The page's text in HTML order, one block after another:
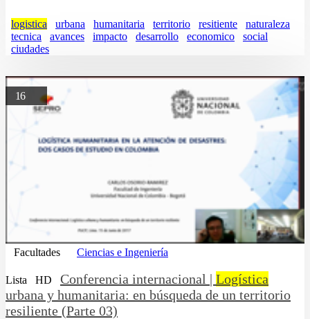
logistica urbana humanitaria territorio resitiente
naturaleza
tecnica
avances impacto desarrollo economico
social
ciudades
16
Facultades Ciencias e Ingeniería
Lista HD Conferencia internacional | Logística
urbana y humanitaria: en búsqueda de un territorio
resiliente (Parte 03)